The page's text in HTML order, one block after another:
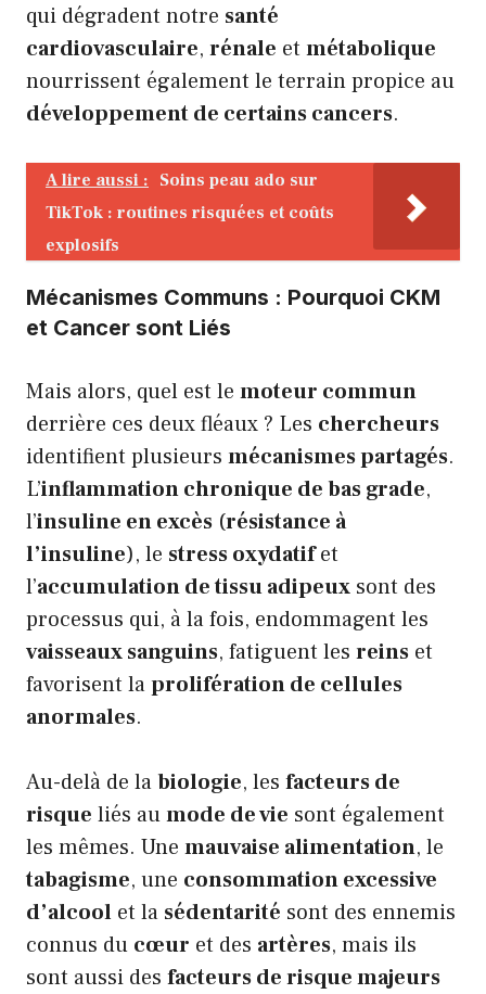
qui dégradent notre santé
cardiovasculaire, rénale et métabolique
nourrissent également le terrain propice au
développement de certains cancers.
A lire aussi : Soins peau ado sur
TikTok : routines risquées et coûts
explosifs
Mécanismes Communs : Pourquoi CKM
et Cancer sont Liés
Mais alors, quel est le moteur commun
derrière ces deux fléaux ? Les chercheurs
identifient plusieurs mécanismes partagés.
L’inflammation chronique de bas grade,
l’insuline en excès (résistance à
l’insuline), le stress oxydatifet
l’accumulation de tissu adipeux sont des
processus qui, à la fois, endommagent les
vaisseaux sanguins, fatiguent les reins et
favorisent laprolifération de cellules
anormales.
Au-delà de labiologie, les facteurs de
risque liés aumode de vie sont également
les mêmes. Une mauvaise alimentation, le
tabagisme, une consommation excessive
d’alcool et la sédentarité sont des ennemis
connus du cœur et des artères, mais ils
sont aussi des facteurs de risque majeurs